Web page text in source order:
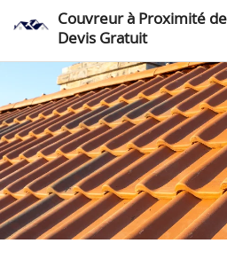
Couvreur à Proximité
Devis Gratuit